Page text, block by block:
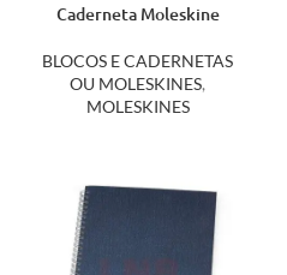
Caderneta Moleskine
BLOCOS E CADERNETAS
OU MOLESKINES,
MOLESKINES